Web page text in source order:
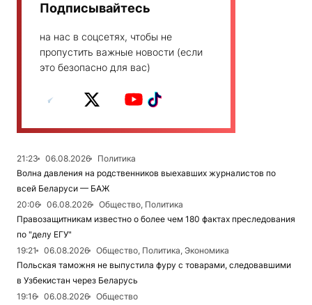
Подписывайтесь
на нас в соцсетях, чтобы не
пропустить важные новости (если
это безопасно для вас)
21:23 06.08.2026
Политика
Волна давления на родственников выехавших журналистов по
всей Беларуси — БАЖ
20:06
06.08.2026
Общество, Политика
Правозащитникам известно о более чем 180 фактах преследования
по "делу ЕГУ"
19:21
06.08.2026
Общество, Политика, Экономика
Польская таможня не выпустила фуру с товарами, следовавшими
в Узбекистан через Беларусь
19:16
06.08.2026
Общество